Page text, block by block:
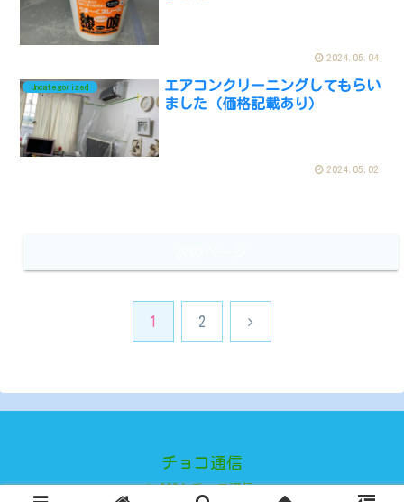
2024.05.04
Uncategorized
エアコンクリーニングしてもらい
ました（価格記載あり）
2024.05.02
1 2 次
チョコ通信
© 2024 チョコ通信.